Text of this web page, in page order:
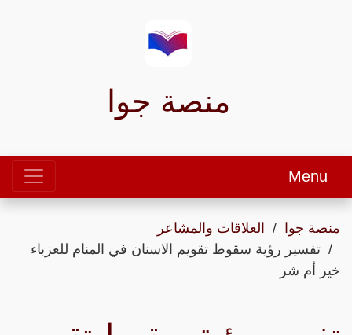
منصة جوا
Menu
منصة جوا
العلاقات والمشاعر
تفسير رؤية سقوط تقويم الاسنان في المنام للعزباء
خير أم شر